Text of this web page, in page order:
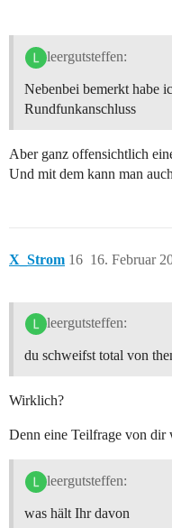
leergutsteffen:
Nebenbei bemerkt habe
Rundfunkanschluss
Aber ganz offensichtlich
Und mit dem kann man
X_Strom 16. Februar
16
leergutsteffen:
du schweifst total von
Wirklich?
Denn eine Teilfrage von dir
leergutsteffen:
was hält Ihr davon